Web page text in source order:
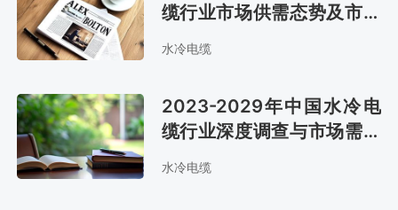
缆行业市场供需态势及市场
前景评估报告
水冷电缆
2023-2029年中国水冷电
缆行业深度调查与市场需求
预测报告
水冷电缆